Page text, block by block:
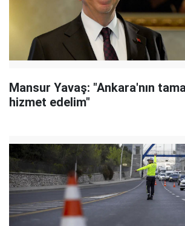
Mansur Yavaş: "Ankara'nın
hizmet edelim"